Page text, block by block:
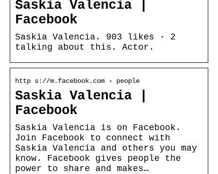
Saskia Valencia |
Facebook
Saskia Valencia. 903 likes · 2
talking about this. Actor.
http s://m.facebook.com › people
Saskia Valencia |
Facebook
Saskia Valencia is on Facebook.
Join Facebook to connect with
Saskia Valencia and others you may
know. Facebook gives people the
power to share and makes…